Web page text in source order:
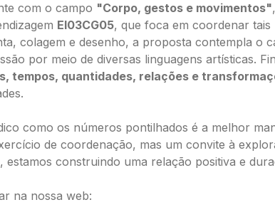
com o campo "Corpo, gestos e movimentos"
EI03CG05, que foca em coordenar tais
colagem e desenho, a proposta contempla o
por meio de diversas linguagens artísticas.
tempos, quantidades, relações e
como os números pontilhados é a melhor
de coordenação, mas um convite à
estamos construindo uma relação positiva e
na nossa web: